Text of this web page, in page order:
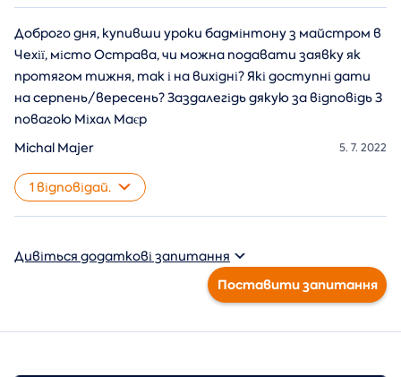
Доброго дня, купивши уроки бадмінтону з майстром в
Чехії, місто Острава, чи можна подавати заявку як
протягом тижня, так і на вихідні? Які доступні дати
на серпень/вересень? Заздалегідь дякую за відповідь З
повагою Міхал Маєр
5. 7. 2022
Michal Majer
1 відповідай.
Дивіться додаткові запитання
Поставити запитання